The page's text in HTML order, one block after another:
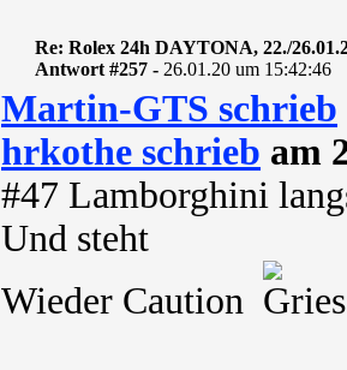
Re: Rolex 24h DAYTONA, 22./
Antwort #257 - 26.01.20 um 15:42:46
Martin-GTS schrieb
hrkothe schrieb am
#47 Lamborghini
Und steht
Wieder Caution